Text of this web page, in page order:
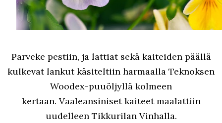
Parveke pestiin, ja lattiat sekä kaiteiden päällä
kulkevat lankut käsiteltiin harmaalla Teknoksen
Woodex-puuöljyllä kolmeen
kertaan. Vaaleansiniset kaiteet maalattiin
uudelleen Tikkurilan Vinhalla.